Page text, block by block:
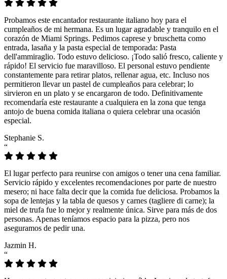
Probamos este encantador restaurante italiano hoy para el
cumpleaños de mi hermana. Es un lugar agradable y tranquilo en el
corazón de Miami Springs. Pedimos caprese y bruschetta como
entrada, lasaña y la pasta especial de temporada: Pasta
dell'ammiraglio. Todo estuvo delicioso. ¡Todo salió fresco, caliente y
rápido! El servicio fue maravilloso. El personal estuvo pendiente
constantemente para retirar platos, rellenar agua, etc. Incluso nos
permitieron llevar un pastel de cumpleaños para celebrar; lo
sirvieron en un plato y se encargaron de todo. Definitivamente
recomendaría este restaurante a cualquiera en la zona que tenga
antojo de buena comida italiana o quiera celebrar una ocasión
especial.
Stephanie S.
“
El lugar perfecto para reunirse con amigos o tener una cena familiar.
Servicio rápido y excelentes recomendaciones por parte de nuestro
mesero; ni hace falta decir que la comida fue deliciosa. Probamos la
sopa de lentejas y la tabla de quesos y carnes (tagliere di carne); la
miel de trufa fue lo mejor y realmente única. Sirve para más de dos
personas. Apenas teníamos espacio para la pizza, pero nos
aseguramos de pedir una.
Jazmin H.
“